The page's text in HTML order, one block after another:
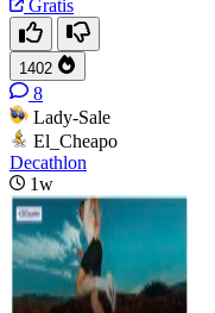
Gratis
1402
8
Lady-Sale
El_Cheapo
Decathlon
1w